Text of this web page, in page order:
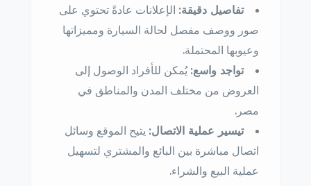
تفاصيل دقيقة: الإعلانات عادةً تحتوي على
صور ووصف مفصل لحالة السيارة ومميزاتها
وعيوبها المحتملة.
تواجد واسع: يُمكن للأفراد الوصول إلى
العروض من مختلف المدن والمناطق في
مصر.
تيسير عملية الاتصال: يتيح الموقع وسائل
اتصال مباشرة بين البائع والمشتري لتسهيل
عملية البيع والشراء.